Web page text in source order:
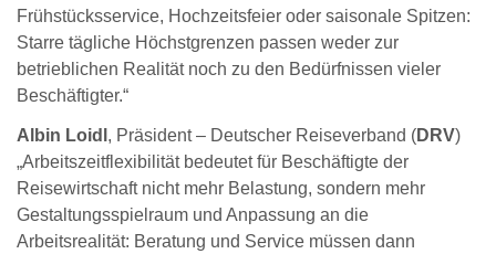
Frühstücksservice, Hochzeitsfeier oder saisonale Spitzen:
Starre tägliche Höchstgrenzen passen weder zur
betrieblichen Realität noch zu den Bedürfnissen vieler
Beschäftigter.“
Albin Loidl , Präsident – Deutscher Reiseverband (DRV)
„Arbeitszeitflexibilität bedeutet für Beschäftigte der
Reisewirtschaft nicht mehr Belastung, sondern mehr
Gestaltungsspielraum und Anpassung an die
Arbeitsrealität: Beratung und Service müssen dann